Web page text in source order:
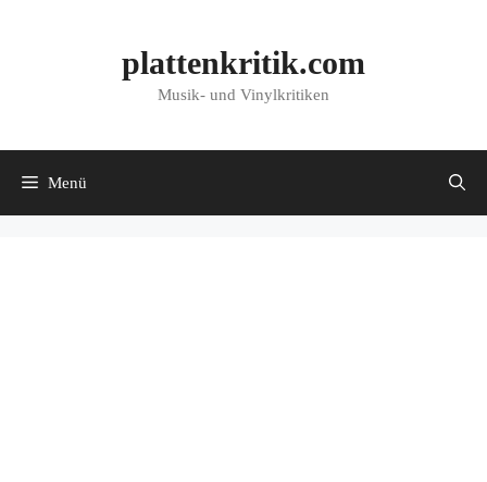
plattenkritik.com
Musik- und Vinylkritiken
Menü